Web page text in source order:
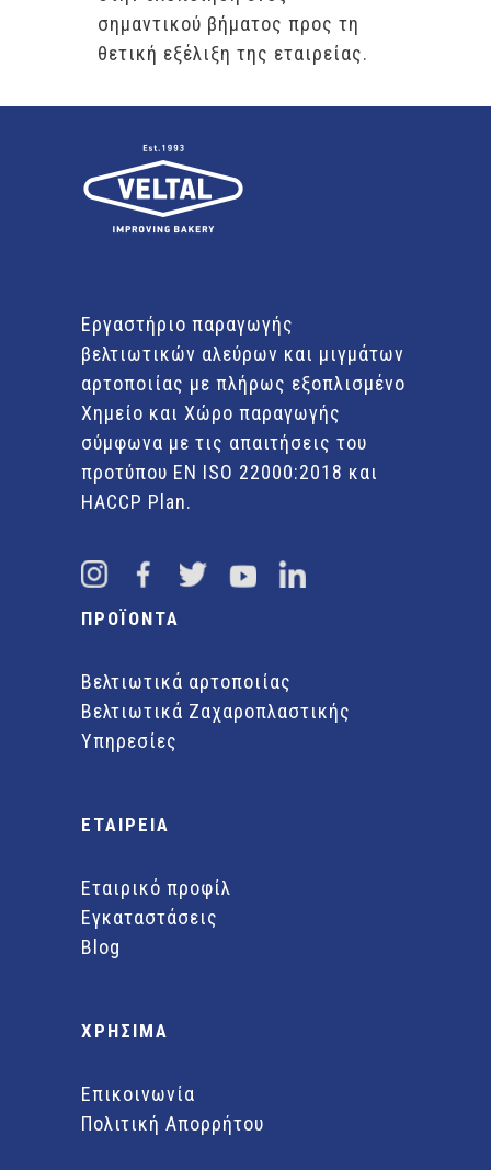
σημαντικού βήματος προς τη
θετική εξέλιξη της εταιρείας.
Εργαστήριο παραγωγής
βελτιωτικών αλεύρων και μιγμάτων
αρτοποιίας με πλήρως εξοπλισμένο
Χημείο και Χώρο παραγωγής
σύμφωνα με τις απαιτήσεις του
προτύπου EN ISO 22000:2018 και
HACCP Plan.
ΠΡΟΪΟΝΤΑ
Βελτιωτικά αρτοποιίας
Βελτιωτικά Ζαχαροπλαστικής
Υπηρεσίες
ΕΤΑΙΡΕΙΑ
Εταιρικό προφίλ
Εγκαταστάσεις
Blog
ΧΡΗΣΙΜΑ
Επικοινωνία
Πολιτική Απορρήτου